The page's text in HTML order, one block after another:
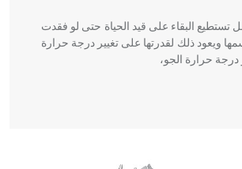
تستطيع البقاء على قيد الحياة حتى لو فقدت
ويعود ذلك لقدرتها على تغيير درجة حرارة
درجة حرارة الجو،
التغذية، ورسالته في جروح الرأس. ويعود